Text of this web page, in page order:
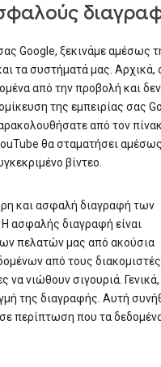
Google, ξεκινάμε αμέσως
τα συστήματά μας. Αρχικά,
από την προβολή και δεν
της εμπειρίας σας
από τον
θα σταματήσει
βίντεο.
και ασφαλή διαγραφή των
ασφαλής διαγραφή είναι
πελατών μας από ακούσια
από τους
να νιώθουν σιγουριά.
της διαγραφής. Αυτή
περίπτωση που τα